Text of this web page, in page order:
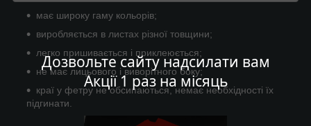
Дозвольте сайту надсилати вам
Акції 1 раз на місяць
має широку гаму кольорів;
виробляється в листах різної товщини;
легко пришивається і приклеюється;
не має лицьового і виворітного боку;
краї у фетру не обсипаються, немає необхідності їх
підгинати.